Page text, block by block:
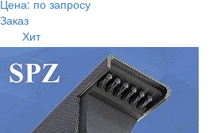
Цена: по запросу
Заказ
Хит